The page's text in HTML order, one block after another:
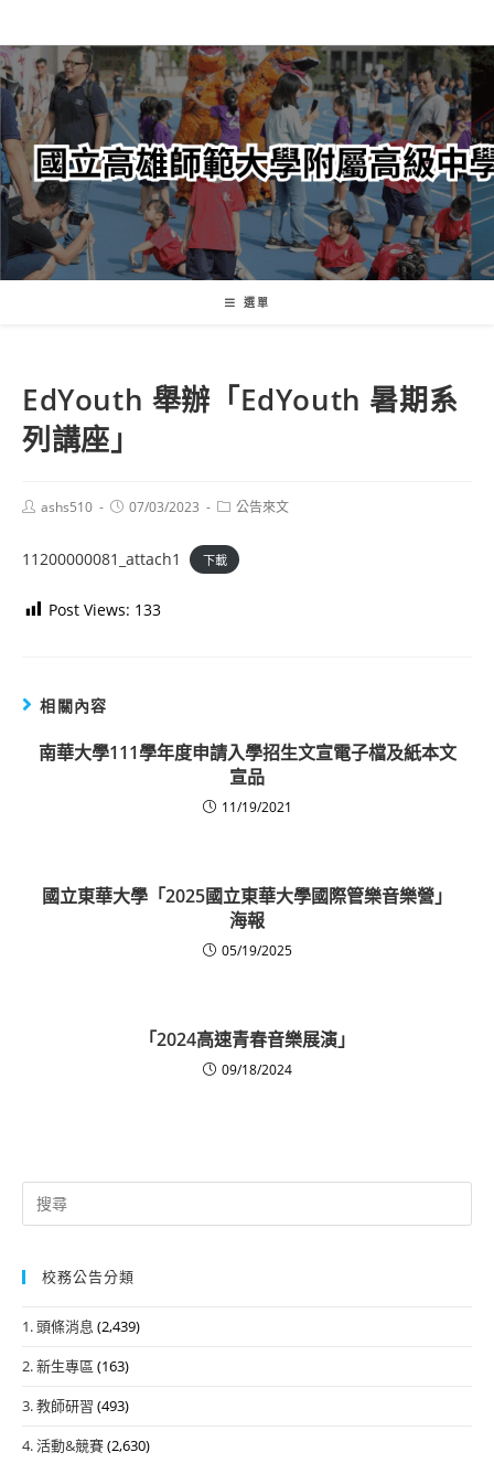
轉
至
主
內
容
選單
EdYouth 舉辦「EdYouth 暑期系
列講座」
Postashs510
Post07/03/2023
Post公告來文
11200000081_attach1 下載
Post Views: 133
相關內容
南華大學111學年度申請入學招生文宣電子檔及紙本文
宣品
11/19/2021
國立東華大學「2025國立東華大學國際管樂音樂營」
海報
05/19/2025
「2024高速青春音樂展演」
09/18/2024
Search
for:
校務公告分類
1. 頭條消息 (2,439)
2. 新生專區 (163)
3. 教師研習 (493)
4. 活動&競賽(2,630)